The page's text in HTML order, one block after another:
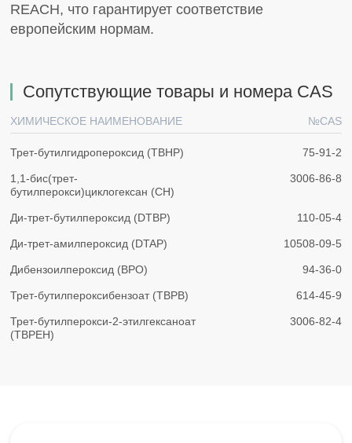
REACH, что гарантирует соответствие
европейским нормам.
Сопутствующие товары и номера CAS
ХИМИЧЕСКОЕ НАИМЕНОВАНИЕ №CAS
Трет-бутилгидропероксид (TBHP) 75-91-2
1,1-бис(трет-
бутилперокси)циклогексан (CH)
3006-86-8
Ди-трет-бутилпероксид (DTBP) 110-05-4
Ди-трет-амилпероксид (DTAP) 10508-09-5
Дибензоилпероксид (BPO) 94-36-0
Трет-бутилпероксибензоат (TBPB) 614-45-9
Трет-бутилперокси-2-этилгексаноат
(TBPEH)
3006-82-4